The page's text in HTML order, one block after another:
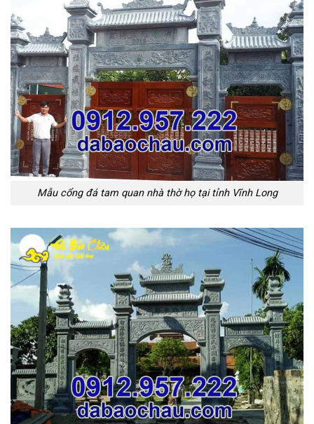
Mẫu cổng đá tam quan nhà thờ họ tại tỉnh Vĩnh Long